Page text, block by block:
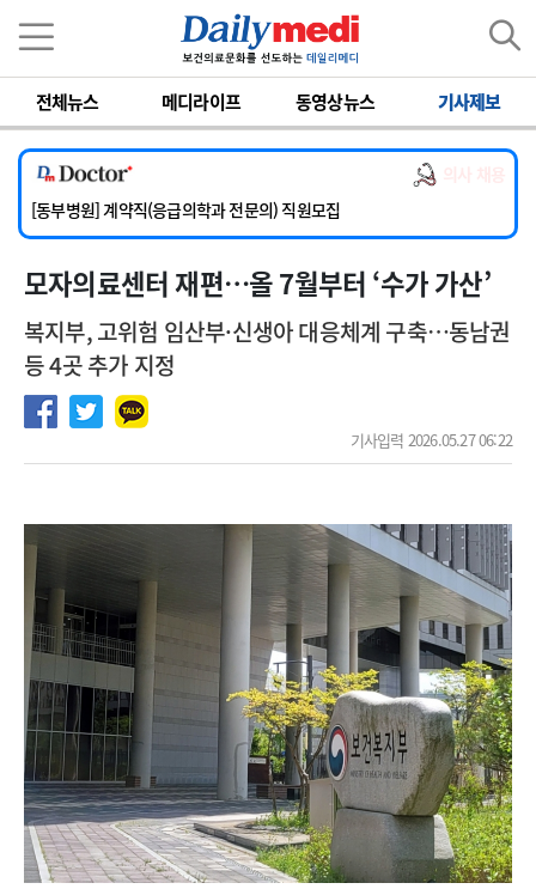
전체뉴스 메디라이프 동영상뉴스 기사제보
[서울아산병원] 2026년 하반기 인턴 모집
[영남대학교의료원] 마취통증의학과 임기제 임상의사 채용
[충남대학교병원] 소아청소년과(소아응급전담) 계약직 의사 공개채용
[동부병원] 계약직(응급의학과 전문의) 직원모집
[이대목동병원] 하반기 전공의(레지던트1년차) 모집
[서울아산병원] 2026년 하반기 인턴 모집
모자의료센터 재편…올 7월부터 ‘수가 가산’
복지부, 고위험 임산부·신생아 대응체계 구축…동남권
등 4곳 추가 지정
기사입력 2026.05.27 06:22